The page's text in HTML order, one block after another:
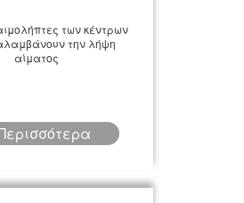
των κέντρων
την λήψη
αίματος